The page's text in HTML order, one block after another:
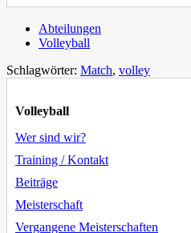
Abteilungen
Volleyball
Schlagwörter: Match, volley
Volleyball
Wer sind wir?
Training / Kontakt
Beiträge
Meisterschaft
Vergangene Meisterschaften